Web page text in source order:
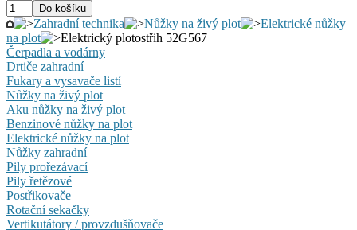
Zahradní technika Nůžky na živý plot
Elektrické nůžky
na plot
Elektrický plotostřih 52G567
Čerpadla a vodárny
Drtiče zahradní
Fukary a vysavače listí
Nůžky na živý plot
Aku nůžky na živý plot
Benzinové nůžky na plot
Elektrické nůžky na plot
Nůžky zahradní
Pily prořezávací
Pily řetězové
Postřikovače
Rotační sekačky
Vertikutátory / provzdušňovače